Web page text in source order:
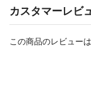
カスタマーレビ
この商品のレビュー